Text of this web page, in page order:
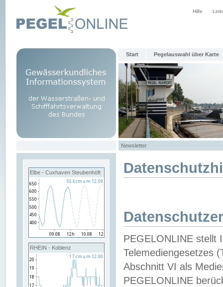
Hilfe
Start Pegelauswahl über Karte
Newsletter
Elbe - Cuxhaven Steubenhöft
RHEIN - Koblenz
PEGELONLINE stellt
Telemediengesetzes
Abschnitt VI als
PEGELONLINE